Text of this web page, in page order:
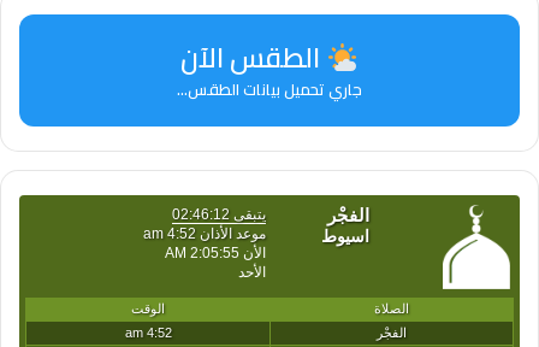
الطقس الآن
جاري تحميل بيانات الطقس...